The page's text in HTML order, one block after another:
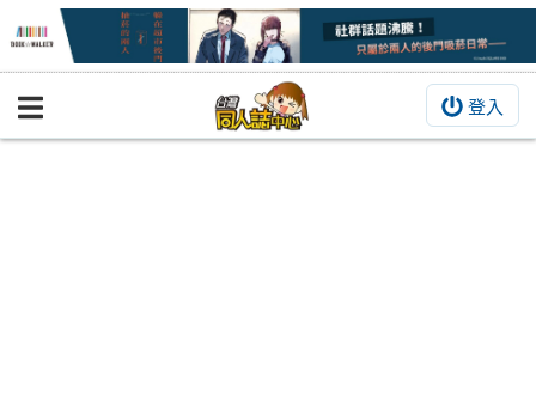
登入
BOOKY書集倉庫